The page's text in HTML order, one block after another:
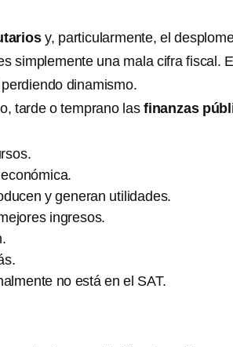
y, particularmente, el
simplemente una mala cifra fiscal.
dinamismo.
tarde o temprano las finanzas
y generan utilidades.
ingresos.
no está en el SAT.